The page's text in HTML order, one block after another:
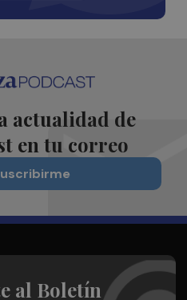
actualidad de
en tu correo
al Boletín